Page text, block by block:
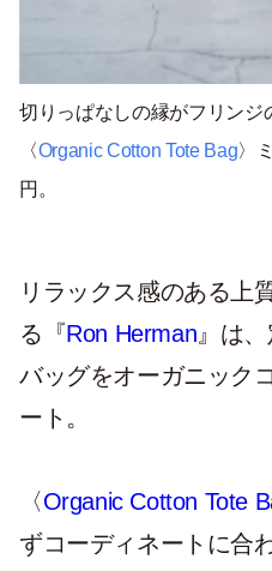
切りっぱなしの縁がフリンジ
〈Organic Cotton Tote Bag〉
円。
リラックス感のある上
る『Ron Herman 』は
バッグをオーガニック
ート。
〈Organic Cotton Tote
ずコーディネートに合